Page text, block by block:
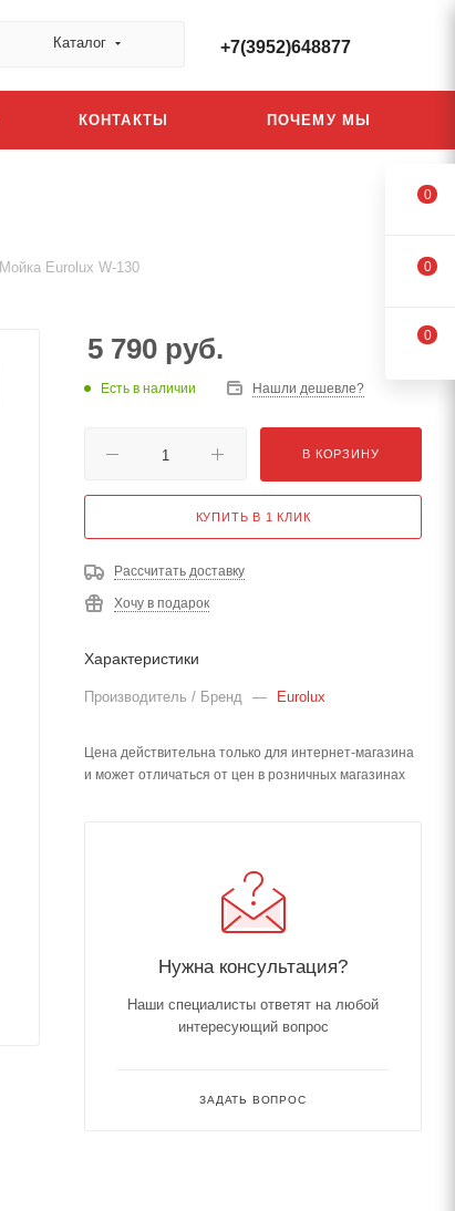
Каталог +7(3952)648877
КОНТАКТЫ ПОЧЕМУ МЫ
Мойка Eurolux W-130
5 790 руб.
Есть в наличии Нашли дешевле?
В КОРЗИНУ
КУПИТЬ В 1 КЛИК
Рассчитать доставку
Хочу в подарок
Характеристики
Производитель / Бренд — Eurolux
Цена действительна только для интернет-магазина
и может отличаться от цен в розничных магазинах
Нужна консультация?
Наши специалисты ответят на любой
интересующий вопрос
ЗАДАТЬ ВОПРОС
0
0
0